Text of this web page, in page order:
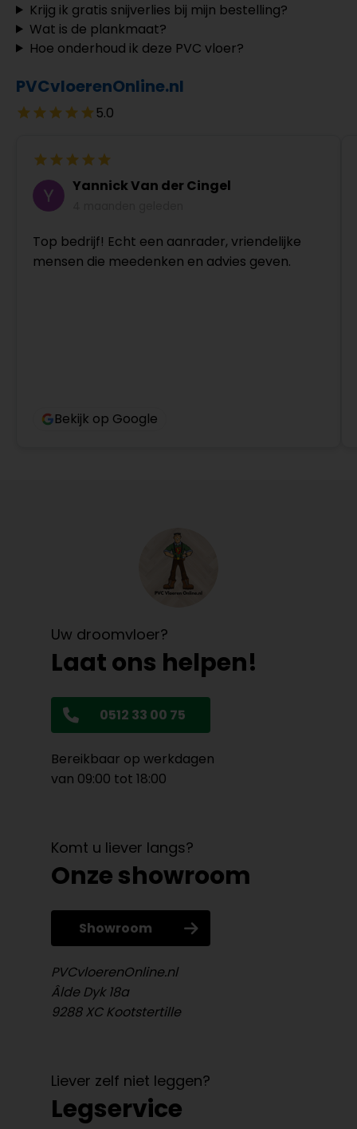
Krijg ik gratis snijverlies bij mijn bestelling?
Wat is de plankmaat?
Hoe onderhoud ik deze PVC vloer?
PVCvloerenOnline.nl
5.0
Yannick Van der Cingel
Top bedrijf! Echt een aanrader, vriendelijke
mensen die meedenken en advies geven.
Bekijk op Google
Uw droomvloer?
Laat ons helpen!
0512 33 00 75
Bereikbaar op werkdagen
van 09:00 tot 18:00
Komt u liever langs?
Onze showroom
Showroom
PVCvloerenOnline.nl
Âlde Dyk 18a
9288 XC Kootstertille
Liever zelf niet leggen?
Legservice